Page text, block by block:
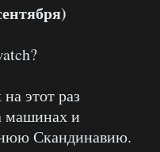
этот раз
машинах и
Скандинавию.